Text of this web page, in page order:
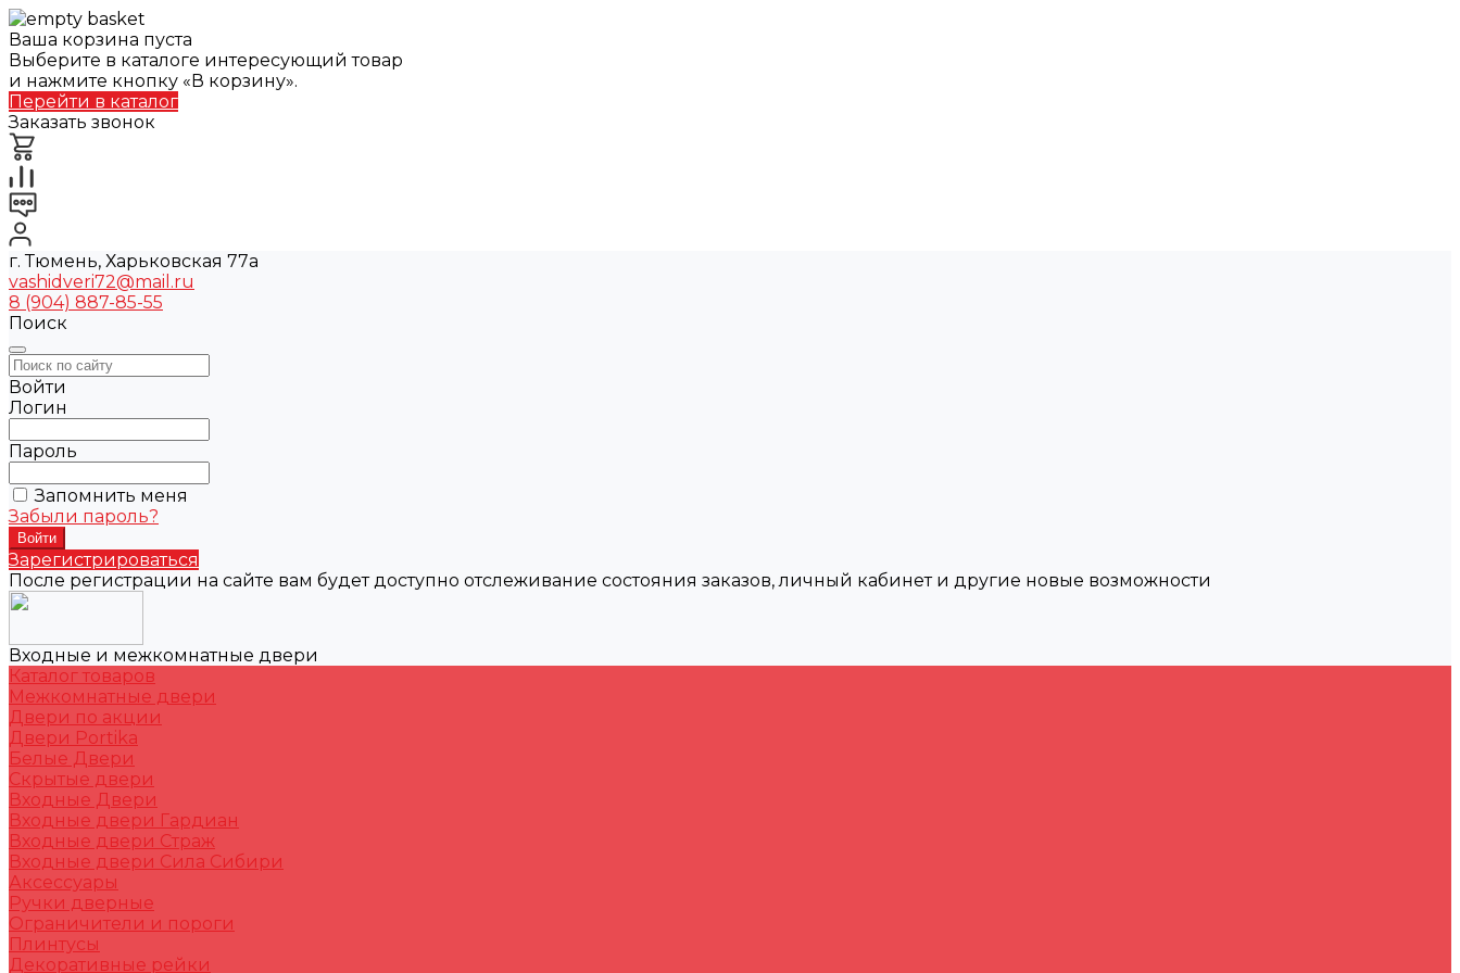
Ваша корзина пуста
Выберите в каталоге интересующий товар
и нажмите кнопку «В корзину».
Перейти в каталог
Заказать звонок
г. Тюмень, Харьковская 77а
vashidveri72@mail.ru
8 (904) 887-85-55
Поиск
Войти
Логин
Пароль
Запомнить меня
Забыли пароль?
Зарегистрироваться
После регистрации на сайте вам будет доступно отслеживание состояния заказов, личный кабинет и другие новые возможности
Входные и межкомнатные двери
Каталог товаров
Межкомнатные двери
Двери по акции
Двери Portika
Белые Двери
Скрытые двери
Входные Двери
Входные двери Гардиан
Входные двери Страж
Входные двери Сила Сибири
Аксессуары
Ручки дверные
Ограничители и пороги
Плинтусы
Декоративные рейки